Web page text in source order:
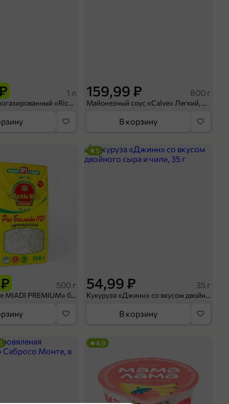
1 л
Напиток сильногазированный «Rich» Биттер Лемон, 1 л
159,99 ₽ 800 г
Майонезный соус «Calve» Легкий, 800 г
В корзину
500 г
Рис «TaMashAe MIADI PREMIUM» басмати пропаренный, 500 г
54,99 ₽ 35 г
Кукуруза «Джинн» со вкусом двойного сыра и чили, 35 г
5
В корзину
4,9